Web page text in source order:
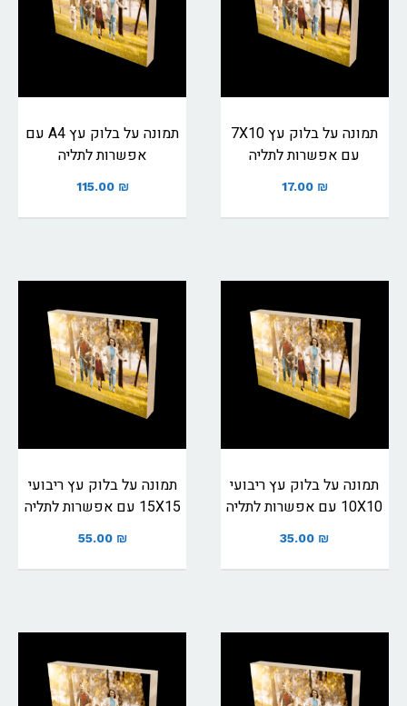
תמונה על בלוק עץ 7X10
עם אפשרות לתליה
17.00 ₪
תמונה על בלוק עץ A4 עם
אפשרות לתליה
115.00 ₪
תמונה על בלוק עץ ריבועי
10X10 עם אפשרות לתליה
35.00 ₪
תמונה על בלוק עץ ריבועי
15X15 עם אפשרות לתליה
55.00 ₪